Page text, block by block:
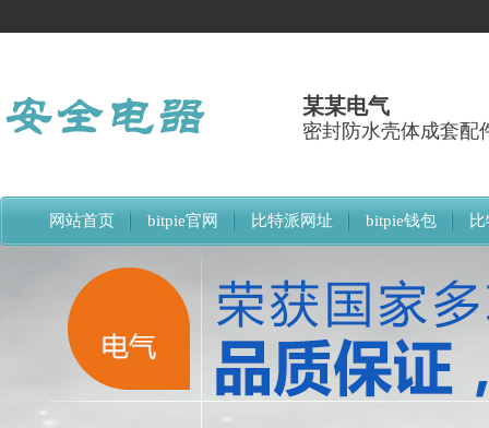
某某电气
密封防水壳体成套配
网站首页 bitpie官网 比特派网址 bitpie钱包
比特派下载网址